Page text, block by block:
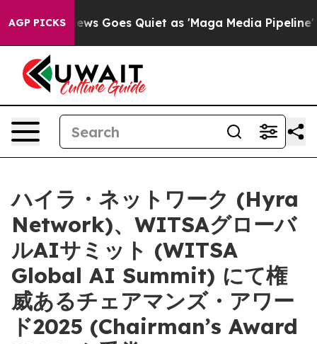
AGP PICKS
News Goes Quiet as 'Maga Media Pipeline' Backfires
ハイラ・ネットワーク (Hyra
Network)、WITSAグローバ
ルAIサミット (WITSA
Global AI Summit) にて権
威あるチェアマンズ・アワー
ド2025 (Chairman’s Award